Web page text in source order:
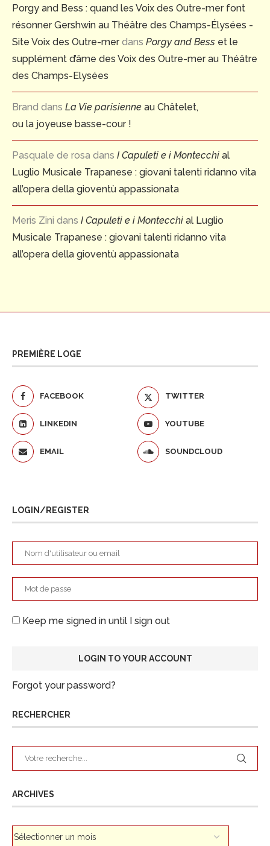
Porgy and Bess : quand les Voix des Outre-mer font
résonner Gershwin au Théâtre des Champs-Élysées -
Site Voix des Outre-merdans Porgy and Bess et le
supplément d’âme des Voix des Outre-mer au Théâtre
des Champs-Elysées
Brand dans La Vie parisienne au Châtelet,
ou la joyeuse basse-cour !
Pasquale de rosa dans I Capuleti e i Montecchi al
Luglio Musicale Trapanese : giovani talenti ridanno vita
all’opera della gioventù appassionata
Meris Zini dans I Capuleti e i Montecchi al Luglio
Musicale Trapanese : giovani talenti ridanno vita
all’opera della gioventù appassionata
PREMIÈRE LOGE
FACEBOOK TWITTER
LINKEDIN YOUTUBE
EMAIL SOUNDCLOUD
LOGIN/REGISTER
Keep me signed in until I sign out
Forgot your password?
RECHERCHER
ARCHIVES